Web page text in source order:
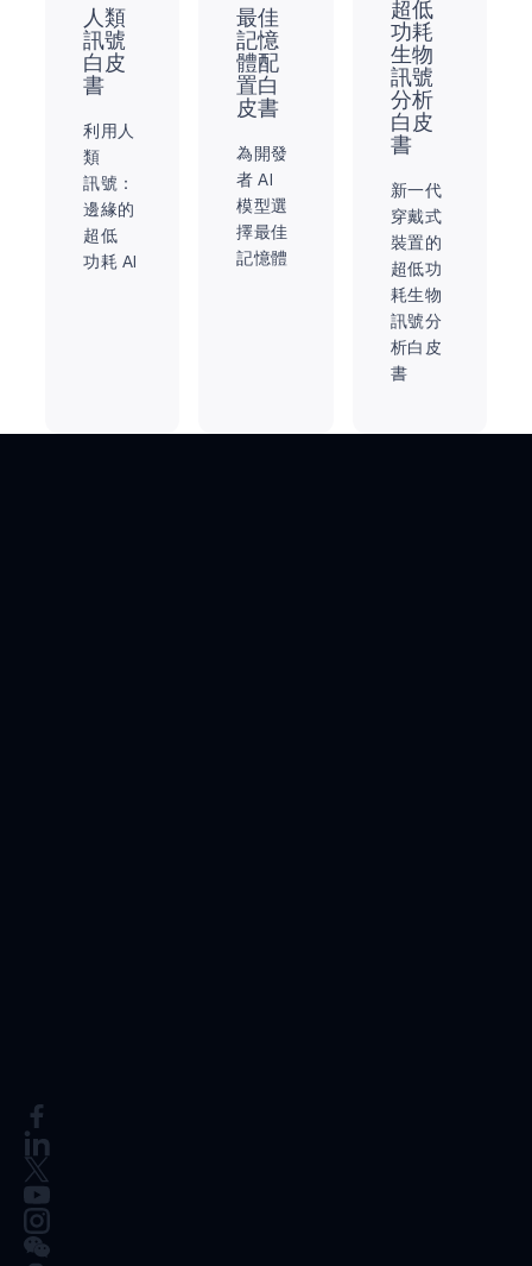
人類
訊號
白皮
書
利用人
類
訊號：
邊緣的
超低
功耗 Al
最佳
記憶
體配
置白
皮書
為開發
者 AI
模型選
擇最佳
記憶體
超低
功耗
生物
訊號
分析
白皮
書
新一代
穿戴式
裝置的
超低功
耗生物
訊號分
析白皮
書